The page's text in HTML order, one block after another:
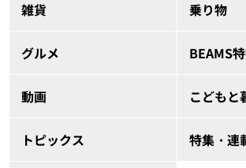
雑貨 乗り物
グルメ BEAMS
動画 こどもと
トピックス 特集・連